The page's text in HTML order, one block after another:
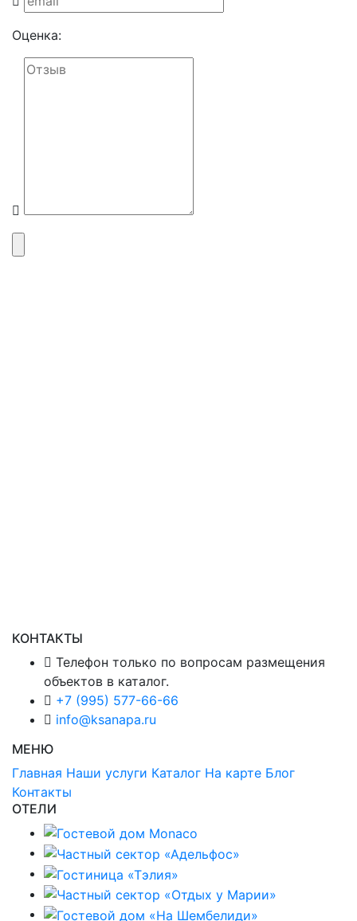
Оценка:
КОНТАКТЫ
Телефон только по вопросам размещения
объектов в каталог.
+7 (995) 577-66-66
info@ksanapa.ru
МЕНЮ
Главная Наши услуги Каталог На карте Блог
Контакты
ОТЕЛИ